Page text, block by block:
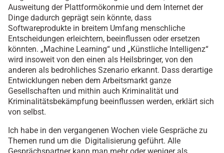
Ausweitung der Plattformökonmie und dem Internet der
Dinge dadurch geprägt sein könnte, dass
Softwareprodukte in breitem Umfang menschliche
Entscheidungen erleichtern, beeinflussen oder ersetzen
könnten. „Machine Learning“ und „Künstliche Intelligenz“
wird insoweit von den einen als Heilsbringer, von den
anderen als bedrohliches Szenario erkannt. Dass derartige
Entwicklungen neben dem Arbeitsmarkt ganze
Gesellschaften und mithin auch Kriminalität und
Kriminalitätsbekämpfung beeinflussen werden, erklärt sich
von selbst.
Ich habe in den vergangenen Wochen viele Gespräche zu
Themen rund um die Digitalisierung geführt. Alle